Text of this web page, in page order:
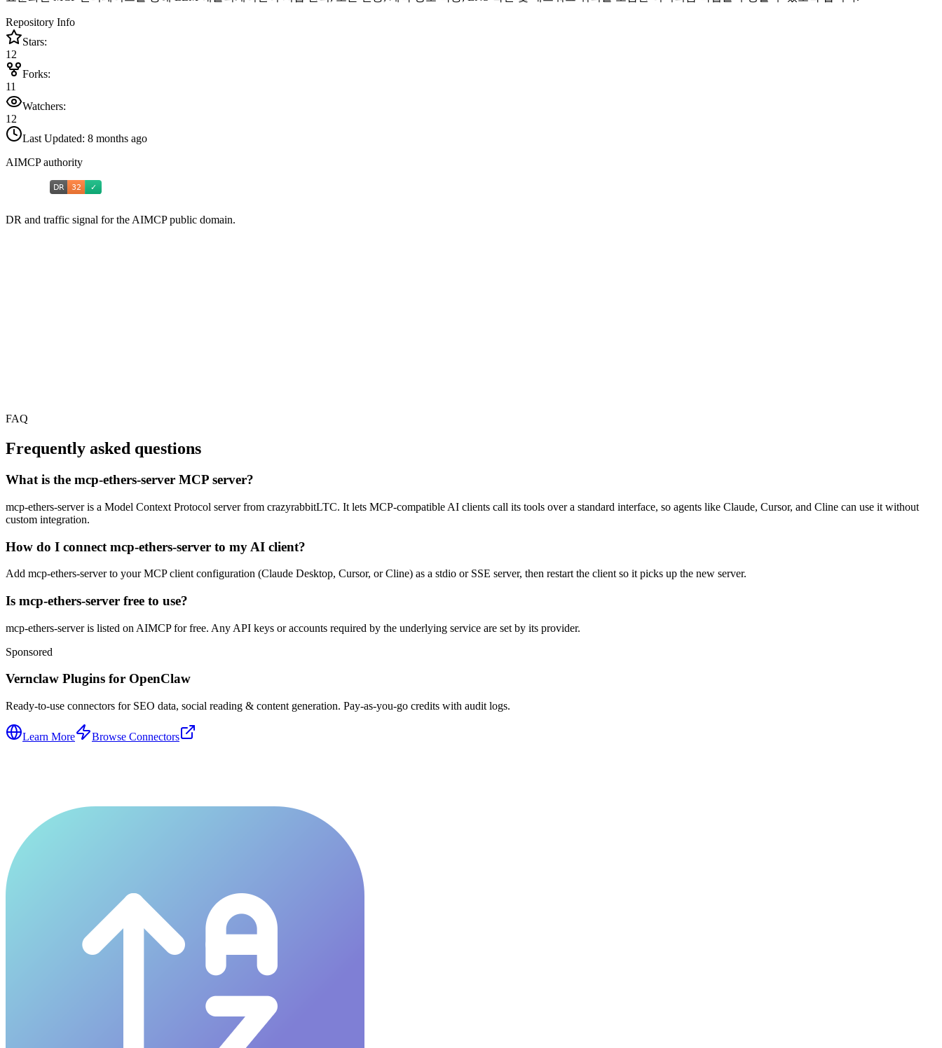
Repository Info
Stars:
12
Forks:
11
Watchers:
12
Last Updated: 8 months ago
AIMCP authority
DR and traffic signal for the AIMCP public domain.
FAQ
Frequently asked questions
What is the mcp-ethers-server MCP server?
mcp-ethers-server is a Model Context Protocol server from crazyrabbitLTC. It lets MCP-compatible AI clients call its tools over a standard interface, so agents like Claude, Cursor, and Cline can use it without
custom integration.
How do I connect mcp-ethers-server to my AI client?
Add mcp-ethers-server to your MCP client configuration (Claude Desktop, Cursor, or Cline) as a stdio or SSE server, then restart the client so it picks up the new server.
Is mcp-ethers-server free to use?
mcp-ethers-server is listed on AIMCP for free. Any API keys or accounts required by the underlying service are set by its provider.
Sponsored
Vernclaw Plugins for OpenClaw
Ready-to-use connectors for SEO data, social reading & content generation. Pay-as-you-go credits with audit logs.
Learn More Browse Connectors